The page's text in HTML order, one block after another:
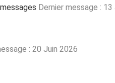
Dernier message :
: 20 Juin 2026